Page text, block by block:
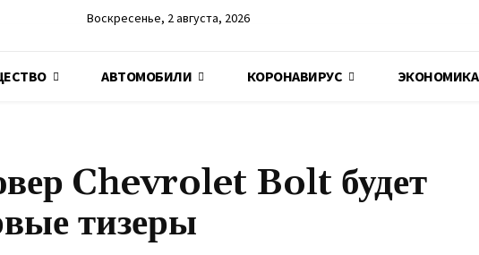
Воскресенье, 2 августа, 2026
АВТОМОБИЛИ КОРОНАВИРУС ЭКОНОМИКА
Chevrolet Bolt будет
тизеры